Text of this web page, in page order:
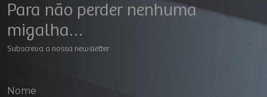
Para não perder nenhuma
migalha…
Subscreva a nossa newsletter